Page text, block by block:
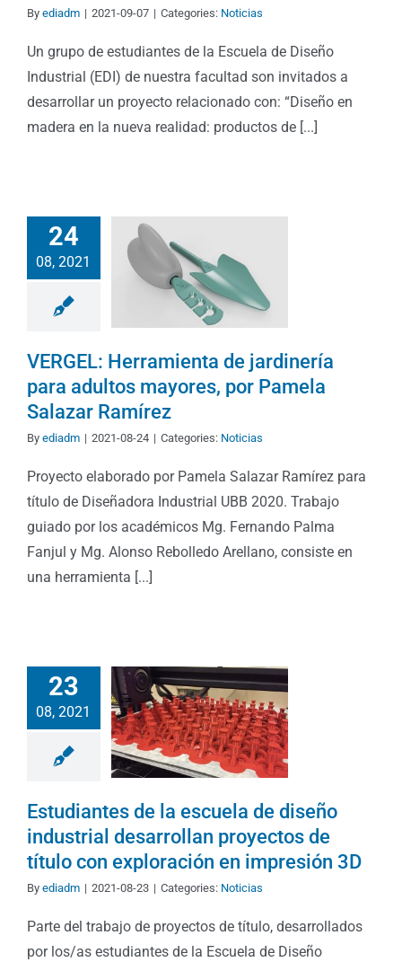
By ediadm | 2021-09-07 | Categories: Noticias
Un grupo de estudiantes de la Escuela de Diseño
Industrial (EDI) de nuestra facultad son invitados a
desarrollar un proyecto relacionado con: “Diseño en
madera en la nueva realidad: productos de [...]
24
08, 2021
VERGEL: Herramienta de jardinería
para adultos mayores, por Pamela
Salazar Ramírez
By ediadm | 2021-08-24 | Categories: Noticias
Proyecto elaborado por Pamela Salazar Ramírez para
título de Diseñadora Industrial UBB 2020. Trabajo
guiado por los académicos Mg. Fernando Palma
Fanjul y Mg. Alonso Rebolledo Arellano, consiste en
una herramienta [...]
23
08, 2021
Estudiantes de la escuela de diseño
industrial desarrollan proyectos de
título con exploración en impresión 3D
By ediadm | 2021-08-23 | Categories: Noticias
Parte del trabajo de proyectos de título, desarrollados
por los/as estudiantes de la Escuela de Diseño